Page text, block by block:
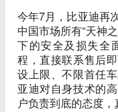
今年7月，比亚迪再
中国市场所有“天神
下的安全及损失全
程，直接联系售后
设上限、不限首任
亚迪对自身技术的
户负责到底的态度